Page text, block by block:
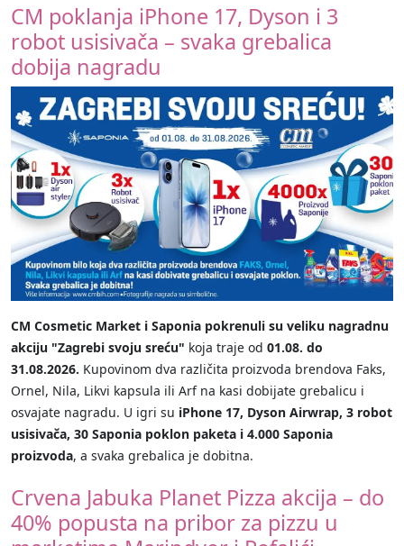
CM poklanja iPhone 17, Dyson i 3
robot usisivača – svaka grebalica
dobija nagradu
CM Cosmetic Market i Saponia pokrenuli su veliku nagradnu
akciju "Zagrebi svoju sreću" koja traje od 01.08. do
31.08.2026. Kupovinom dva različita proizvoda brendova Faks,
Ornel, Nila, Likvi kapsula ili Arf na kasi dobijate grebalicu i
osvajate nagradu. U igri su iPhone 17, Dyson Airwrap, 3 robot
usisivača, 30 Saponia poklon paketa i 4.000 Saponia
proizvoda, a svaka grebalica je dobitna.
Crvena Jabuka Planet Pizza akcija – do
40% popusta na pribor za pizzu u